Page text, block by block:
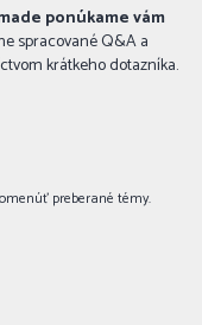
ponúkamevám
spracované Q&A a
krátkeho dotazníka.
preberané témy.